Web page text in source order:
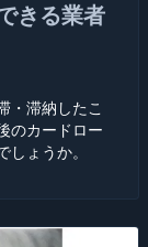
きる業者
・滞納したこ
のカードロー
ょうか。